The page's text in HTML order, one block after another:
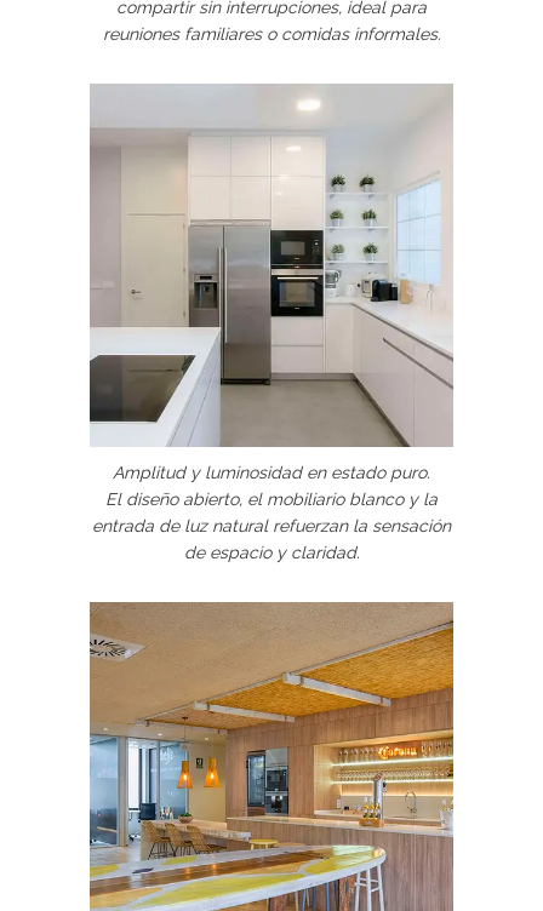
compartir sin interrupciones, ideal para
reuniones familiares o comidas informales.
Amplitud y luminosidad en estado puro.
El diseño abierto, el mobiliario blanco y la
entrada de luz natural refuerzan la sensación
de espacio y claridad.